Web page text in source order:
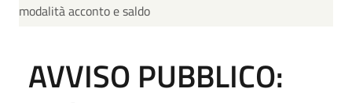
modalità acconto e saldo
AVVISO PUBBLICO: